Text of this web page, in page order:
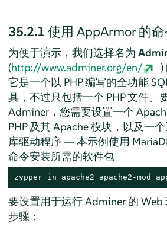
35.2.1 使用 AppArmor的命
为便于演示，我们选择名为
(http://www.adminer.org/en/
)
它是一个以 PHP 编写的全功能
具，不过只包括一个 PHP 文件。
Adminer，您需要设置一个
PHP 及其 Apache 模块，以及一
库驱动程序 — 本示例使用
命令安装所需的软件包
zypper in apache2 apache2-
要设置用于运行 Adminer 的 Web
步骤：